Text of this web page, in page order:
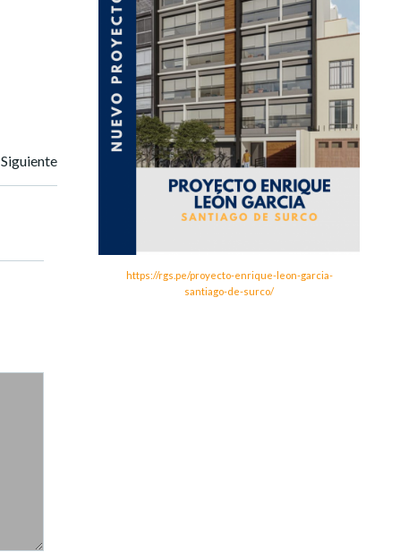
Siguiente
https://rgs.pe/proyecto-enrique-leon-garcia-
santiago-de-surco/